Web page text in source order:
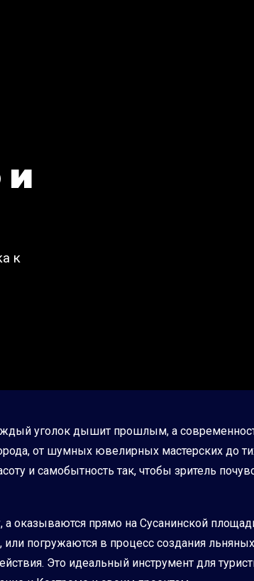
и
к
уголок дышит прошлым, а
от шумных ювелирных мастерских до
и самобытность так, чтобы зритель
оказываются прямо на Сусанинской
погружаются в процесс создания
Это идеальный инструмент для